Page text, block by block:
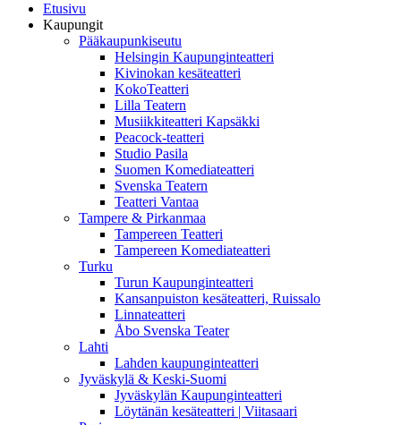
Etusivu
Kaupungit
Pääkaupunkiseutu
Helsingin Kaupunginteatteri
Kivinokan kesäteatteri
KokoTeatteri
Lilla Teatern
Musiikkiteatteri Kapsäkki
Peacock-teatteri
Studio Pasila
Suomen Komediateatteri
Svenska Teatern
Teatteri Vantaa
Tampere & Pirkanmaa
Tampereen Teatteri
Tampereen Komediateatteri
Turku
Turun Kaupunginteatteri
Kansanpuiston kesäteatteri, Ruissalo
Linnateatteri
Åbo Svenska Teater
Lahti
Lahden kaupunginteatteri
Jyväskylä & Keski-Suomi
Jyväskylän Kaupunginteatteri
Löytänän kesäteatteri | Viitasaari